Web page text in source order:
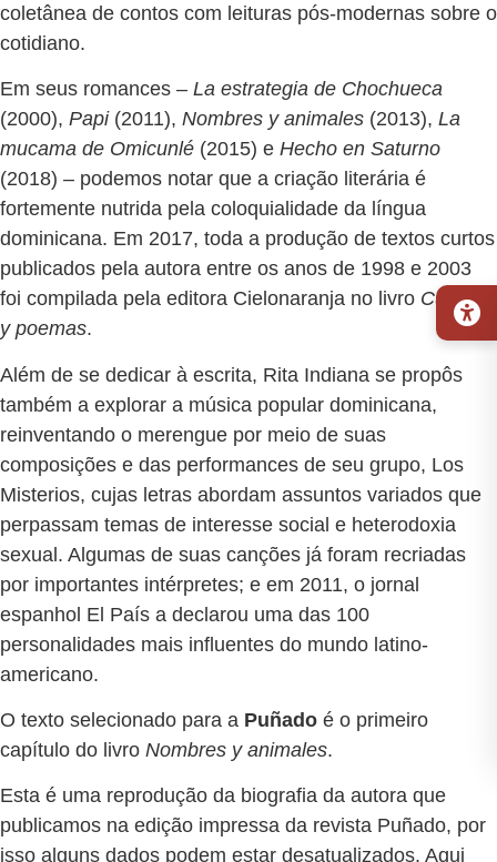
coletânea de contos com leituras pós-modernas sobre o
cotidiano.
Em seus romances – La estrategia de Chochueca
(2000), Papi(2011), Nombres y animales (2013), La
mucama de Omicunlé (2015) e Hecho en Saturno
(2018) – podemos notar que a criação literária é
fortemente nutrida pela coloquialidade da língua
dominicana. Em 2017, toda a produção de textos curtos
publicados pela autora entre os anos de 1998 e 2003
foi compilada pela editora Cielonaranja no livro Cuentos
y poemas.
Além de se dedicar à escrita, Rita Indiana se propôs
também a explorar a música popular dominicana,
reinventando o merengue por meio de suas
composições e das performances de seu grupo, Los
Misterios, cujas letras abordam assuntos variados que
perpassam temas de interesse social e heterodoxia
sexual. Algumas de suas canções já foram recriadas
por importantes intérpretes; e em 2011, o jornal
espanhol El País a declarou uma das 100
personalidades mais influentes do mundo latino-
americano.
O texto selecionado para a Puñado é o primeiro
capítulo do livro Nombres y animales.
Esta é uma reprodução da biografia da autora que
publicamos na edição impressa da revista Puñado, por
isso alguns dados podem estar desatualizados. Aqui